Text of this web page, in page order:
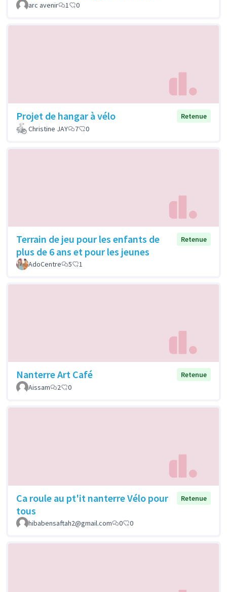
arc avenir 1 0
Projet de hangar à vélo
Retenue
Christine JAY
7 0
Terrain de jeu pour les enfants de
plus de 6 ans et pour les jeunes
Retenue
AdoCentre 5 1
Nanterre Art Café
Retenue
Aissam
2 0
Ca roule au pt'it nanterre Vélo pour
tous
Retenue
hibabensaftah2@gmail.com 0 0